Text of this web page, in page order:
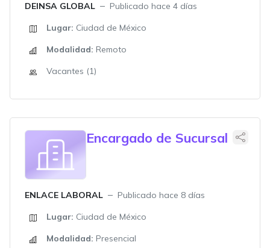
DEINSA GLOBAL
Publicado hace 4 días
Lugar: Ciudad de México
Modalidad: Remoto
Vacantes (1)
Encargado de Sucursal
ENLACE LABORAL
Publicado hace 8 días
Lugar: Ciudad de México
Modalidad: Presencial